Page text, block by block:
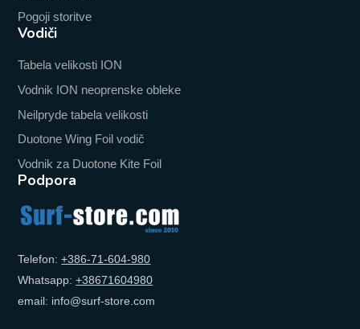
Pogoji storitve
Vodiči
Tabela velikosti ION
Vodnik ION neoprenske obleke
Neilpryde tabela velikosti
Duotone Wing Foil vodič
Vodnik za Duotone Kite Foil
Podpora
Telefon:+‭386-71-604-980‬
Whatsapp:+‭38671604980‬
email: info@surf-store.com